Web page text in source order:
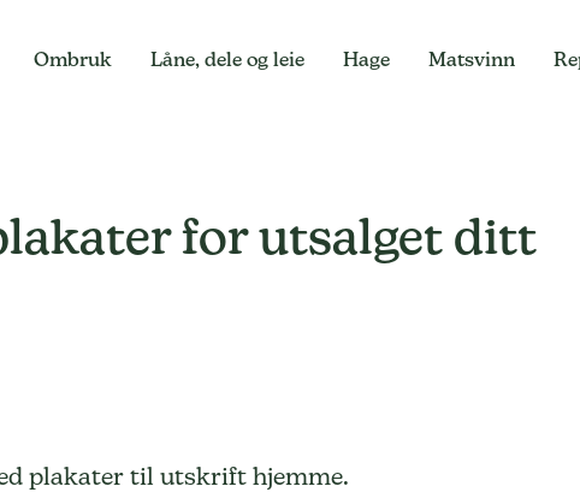
Ombruk Låne, dele og leie Hage Matsvinn
for utsalget ditt
plakater til utskrift hjemme.